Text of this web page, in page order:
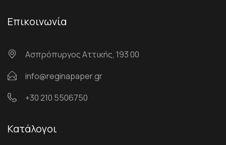
Επικοινωνία
Ασπρόπυργος Αττικής, 193 00
info@reginapaper.gr
+30 210 5506750
Κατάλογοι